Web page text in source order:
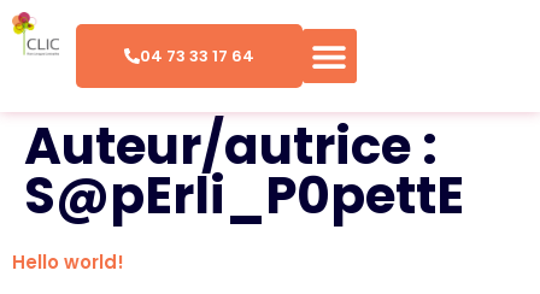
04 73 33 17 64
Auteur/autrice :
S@pErli_P0pettE
Hello world!